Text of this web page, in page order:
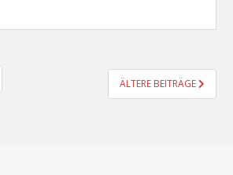
ÄLTERE BEITRÄGE